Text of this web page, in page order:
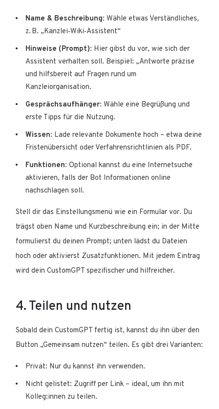
Name & Beschreibung: Wähle etwas Verständliches,
z. B. „Kanzlei‑Wiki‑Assistent“
Hinweise (Prompt): Hier gibst du vor, wie sich der
Assistent verhalten soll. Beispiel: „Antworte präzise
und hilfsbereit auf Fragen rund um
Kanzleiorganisation.
Gesprächsaufhänger: Wähle eine Begrüßung und
erste Tipps für die Nutzung.
Wissen: Lade relevante Dokumente hoch – etwa deine
Fristenübersicht oder Verfahrensrichtlinien als PDF.
Funktionen: Optional kannst du eine Internetsuche
aktivieren, falls der Bot Informationen online
nachschlagen soll.
Stell dir das Einstellungsmenü wie ein Formular vor. Du
trägst oben Name und Kurzbeschreibung ein; in der Mitte
formulierst du deinen Prompt; unten lädst du Dateien
hoch oder aktivierst Zusatzfunktionen. Mit jedem Eintrag
wird dein CustomGPT spezifischer und hilfreicher.
4. Teilen und nutzen
Sobald dein CustomGPT fertig ist, kannst du ihn über den
Button „Gemeinsam nutzen“ teilen. Es gibt drei Varianten:
Privat: Nur du kannst ihn verwenden.
Nicht gelistet: Zugriff per Link – ideal, um ihn mit
Kolleg:innen zu teilen.